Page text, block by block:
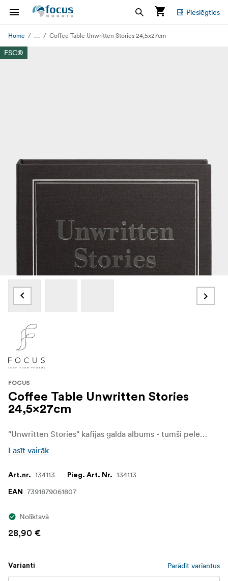
Pieslēgties
Home ... Coffee Table Unwritten Stories 24,5x27cm
FSC®
FOCUS
Coffee Table Unwritten Stories
24,5x27cm
"Unwritten Stories" kafijas galda albums - tumši pelēks tekstila vāks ar elegantu reljefu: "Neparasti stāsti (dažus labāk atstāt neizstāstītus)". Stilīgs fotoalbums, kas uz jūsu galda izskatās tikpat labi kā jūsu atmiņas iekšpusē..
Lasīt vairāk
Art.nr. 134113 Pieg. Art. Nr. 134113
EAN 7391879061807
Noliktavā
28,90 €
Varianti Parādīt variantus